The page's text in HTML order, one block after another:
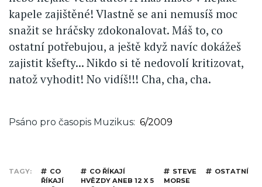
kapele zajištěné! Vlastně se ani nemusíš moc
snažit se hráčsky zdokonalovat. Máš to, co
ostatní potřebujou, a ještě když navíc dokážeš
zajistit kšefty... Nikdo si tě nedovolí kritizovat,
natož vyhodit! No vidíš!!! Cha, cha, cha.
Psáno pro časopis Muzikus 6/2009
TAGY
CO
ŘÍKAJÍ
CO ŘÍKAJÍ
HVĚZDY ANEB 12 X 5
STEVE
MORSE
OSTATNÍ